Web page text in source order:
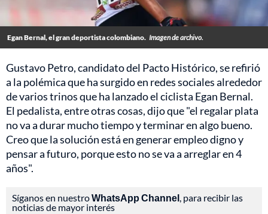
Egan Bernal, el gran deportista colombiano. Imagen de archivo.
Gustavo Petro, candidato del Pacto Histórico, se refirió
a la polémica que ha surgido en redes sociales alrededor
de varios trinos que ha lanzado el ciclista Egan Bernal.
El pedalista, entre otras cosas, dijo que "el regalar plata
no va a durar mucho tiempo y terminar en algo bueno.
Creo que la solución está en generar empleo digno y
pensar a futuro, porque esto no se va a arreglar en 4
años".
Síganos en nuestroWhatsApp Channel, para recibir las
noticias de mayor interés